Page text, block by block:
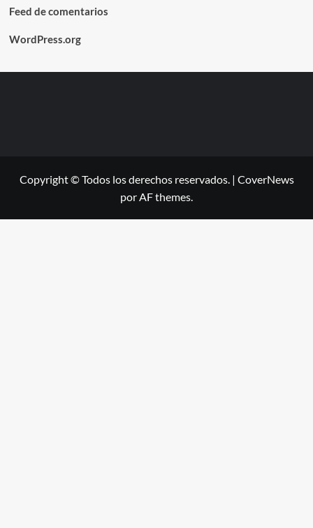
Feed de comentarios
WordPress.org
Copyright © Todos los derechos reservados. | CoverNews
por AF themes.